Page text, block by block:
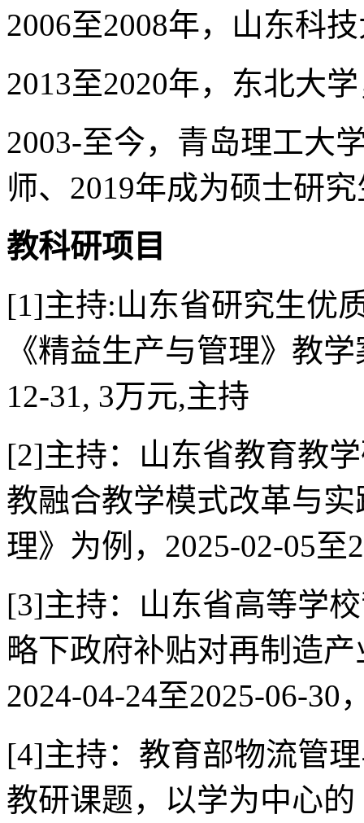
2006至2008年，山东科
2013至2020年，东北大
2003-至今，青岛理工大
师、2019年成为硕士研
教科研项目
[1]主持:山东省研究生优
《精益生产与管理》教
12-31, 3万元,主持
[2]主持：山东省教育教
教融合教学模式改革与
理》为例，2025-02-05至
[3]主持：山东省高等学
略下政府补贴对再制造
2024-04-24至2025-06-30
[4]主持：教育部物流管
教研课题，以学为中心